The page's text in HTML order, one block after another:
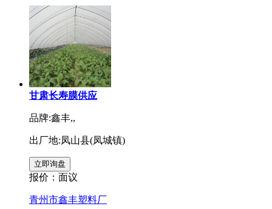
甘肃长寿膜供应
品牌:鑫丰,,
出厂地:凤山县(凤城镇)
报价： 面议
青州市鑫丰塑料厂